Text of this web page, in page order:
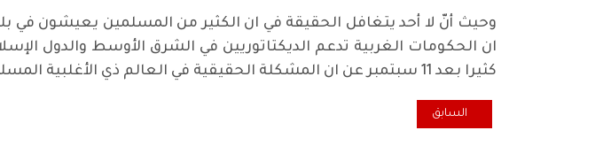
وحيث أنّ لا أحد يتغافل الحقيقة في ان الكثير من المسلمين يعيشون في
ان الحكومات الغربية تدعم الديكتاتوريين في الشرق الأوسط والدول
كثيرا بعد 11 سبتمبر عن ان المشكلة الحقيقية في العالم ذي الأغلبية المسلمة هي الافتقار إلى الديمقراطية والتعددية السياسية.
المقال السابق: مصير التحالف الكوردستاني والانتخابات العراقية ...!!
السابق